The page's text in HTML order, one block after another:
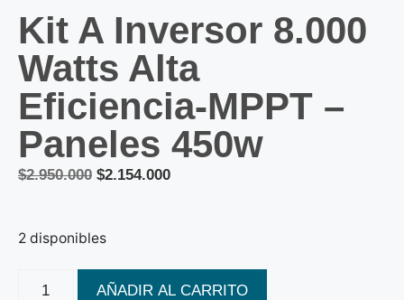
Kit A Inversor 8.000
Watts Alta
Eficiencia-MPPT –
Paneles 450w
$2.950.000 $2.154.000
2 disponibles
AÑADIR AL CARRITO